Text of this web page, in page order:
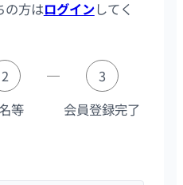
の方はログインしてく
2
等
3
会員登録完了